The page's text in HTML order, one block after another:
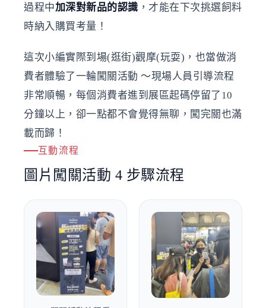
過程中加深對新品的認識 ，才能在下次挑選飼料
時納入購買考量！
這次小編實際到場(逛街)觀摩(玩耍)，也當做消
費者體驗了一輪闖關活動 ～現場人員引導流程
非常順暢，每個消費者進到展區起碼停留了10
分鐘以上，卻一點都不會覺得無聊，闖完關也滿
載而歸！
互動流程
圖片闖關活動 4 步驟流程